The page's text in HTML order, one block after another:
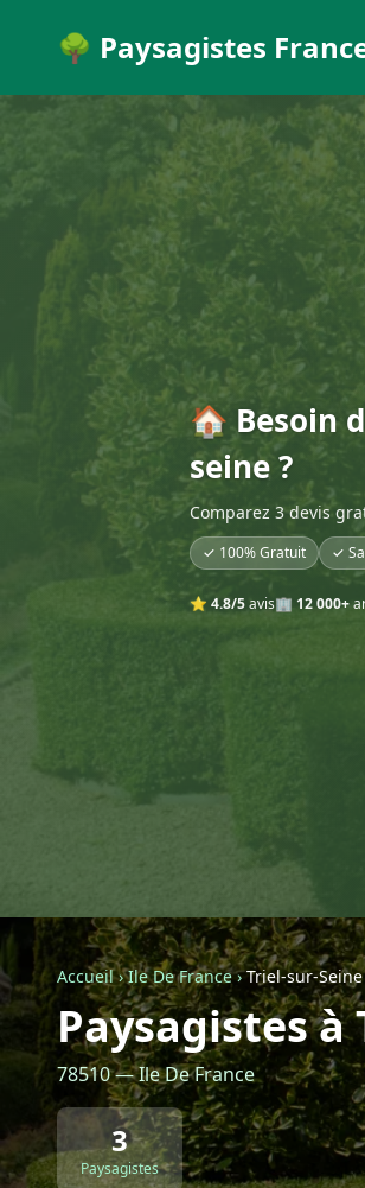
🌳 Paysagistes
🏠 Besoin
seine ?
Comparez 3 devis
✓ 100% Gratuit ✓
⭐ 4.8/5avis🏢 12 000+
Accueil›Ile De France›Triel-sur-Seine
Paysagistes à
78510 — Ile De France
3
Paysagistes